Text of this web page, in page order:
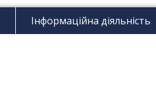
т
Інформаційна діяльність